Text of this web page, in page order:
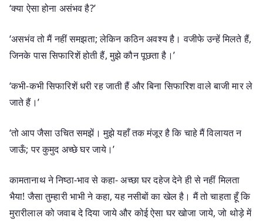
‘क्या ऐसा होना असंभव है?’
‘असभंव तो मैं नहीं समझता; लेकिन कठिन अवश्य है। वजीफे उन्हें मिलते हैं,
जिनके पास सिफारिशें होती हैं, मुझे कौन पूछता है।’
‘कभी-कभी सिफारिशें धरी रह जाती हैं और बिना सिफारिश वाले बाजी मार ले
जाते हैं।’
‘तो आप जैसा उचित समझें। मुझे यहाँ तक मंजूर है कि चाहे मैं विलायत न
जाऊँ; पर कुमुद अच्छे घर जाये।’
कामतानाथ ने निष्ठा-भाव से कहा- अच्छा घर दहेज देने ही से नहीं मिलता
भैया! जैसा तुम्हारी भाभी ने कहा, यह नसीबों का खेल है। मैं तो चाहता हूँ कि
मुरारीलाल को जवाब दे दिया जाये और कोई ऐसा घर खोजा जाये, जो थोड़े में